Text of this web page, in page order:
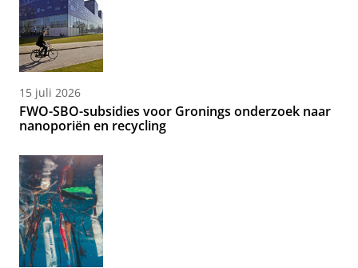
15 juli 2026
FWO-SBO-subsidies voor Gronings onderzoek naar
nanoporiën en recycling